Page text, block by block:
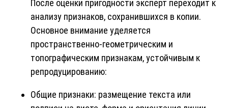
После оценки пригодности эксперт переходит к
анализу признаков, сохранившихся в копии.
Основное внимание уделяется
пространственно-геометрическим и
топографическим признакам, устойчивым к
репродуцированию:
Общие признаки: размещение текста или